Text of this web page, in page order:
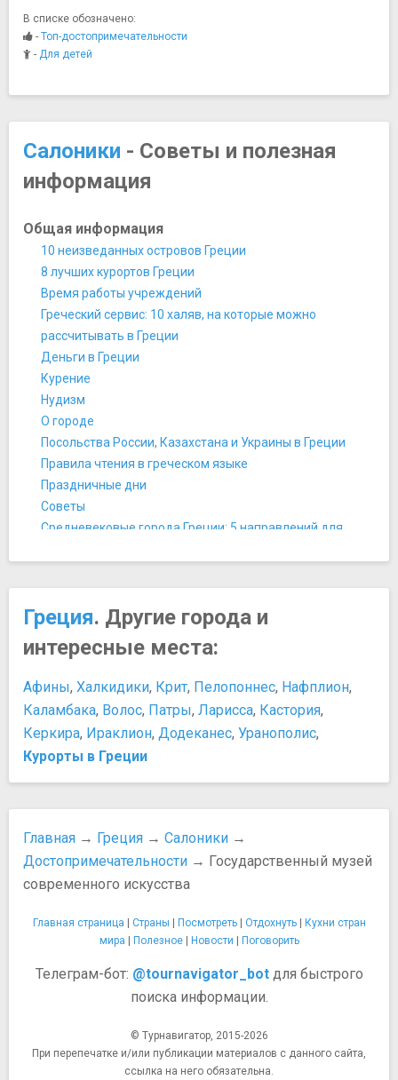
Еврейский музей
Македонский музей современного искусства
Музей Ататюрка в Салониках
Музей византийской культуры
поствизантийских музыкальных инструментов
Музей кинематографа в Салониках
Муниципальная художественная галерея
Научный центр и музей технологии
Олимпийский музей
Ночная жизнь, рестораны, кабаре
Кондитерская Trigona Elenidis
Ночной клуб Vogue
Ресторан Mavri Thalassa
Ресторан Ouzou Melathron
Ресторан Zythos
Таверна "1901"
Памятники, скульптуры, статуи
Арка и гробница Галерия
Греческая агора и Римский форум
Памятник Александру Македонскому
Памятник Аристотелю
Парки и природные достопримечательности
Гора Олимп
Залив Термаикос
Парк Аристотеля
Парк водопадов в Эдессе
Пещера Алистрати
Площади, улицы, фонтаны, районы
Набережная Леофорос Никис
Площадь Аристотеля
Аквапарк Waterland
Пляж Агия Триада
Пляж Кавуротрипес (Портокали - «Оранжевый»)
Пляж Неа Миханиона
Пляж Перей
Яхуди Хамам
Спортивные сооружения
Театры и концертные залы
Дворец Музыки в Салониках
Национальный лесной театр (Театр Дасус)
В списке обозначено:
- Топ-достопримечательности
- Для детей
Салоники - Советы и полезная
информация
Общая информация
10 неизведанных островов Греции
8 лучших курортов Греции
Время работы учреждений
Греческий сервис: 10 халяв, на которые можно
рассчитывать в Греции
Деньги в Греции
Курение
Нудизм
О городе
Посольства России, Казахстана и Украины в Греции
Правила чтения в греческом языке
Праздничные дни
Советы
Средневековые города Греции: 5 направлений для
Телефоны экстренных служб в Греции
Туалеты
Фото- и видеосъемка
Чаевые
История и культура
В гостях у греков: 5 правил, как не ударить «лицом в
грязь»
Вся правда о греческом характере
Древняя Греция
Интересные факты о греках, о которых Вы могли не
знать
История города Салоники
Рождественские и Новогодние обычаи в Греции
Традиции и обычаи современной Греции: Рождество и
Александр Македонский
Аристотель
Греция. Другие города и
интересные места:
Афины, Халкидики, Крит, Пелопоннес, Нафплион,
Каламбака, Волос, Патры, Ларисса, Кастория,
Керкира, Ираклион, Додеканес, Уранополис,
Курорты в Греции
Главная → Греция → Салоники →
Достопримечательности → Государственный музей
современного искусства
Главная страница | Страны | Посмотреть| Отдохнуть| Кухни стран
мира | Полезное| Новости | Поговорить
Телеграм-бот: @tournavigator_botдля быстрого
поиска информации.
© Турнавигатор, 2015-2026
При перепечатке и/или публикации материалов с данного сайта,
ссылка на него обязательна.